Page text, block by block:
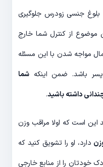
بلوغ جنسی زودرس جلوگیری
موضوع از کنترل شما خارج
مواجه شدن با این مسئله
باشد. ضمن اینکه شما
داشته باشید.
این است که اولا مراقب وزن
دارد، او را تشویق کنید که
خودتان را از منابع خارجی